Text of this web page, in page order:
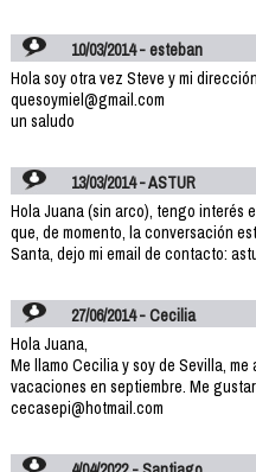
10/03/2014 - esteban
Hola soy otra vez Steve y mi
quesoymiel@gmail.com
un saludo
13/03/2014 - ASTUR
Hola Juana (sin arco), tengo interés
que, de momento, la conversación
Santa, dejo mi email de contacto:
27/06/2014 - Cecilia
Hola Juana,
Me llamo Cecilia y soy de Sevilla,
vacaciones en septiembre. Me
cecasepi@hotmail.com